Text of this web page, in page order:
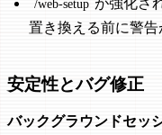
/web-setup が強化さ
置き換える前に警
安定性とバグ修正
バックグラウンドセッ